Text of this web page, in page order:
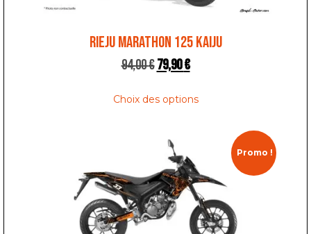
RIEJU MARATHON 125 KAIJU
94,00€79,90€
Choix des options
Promo !